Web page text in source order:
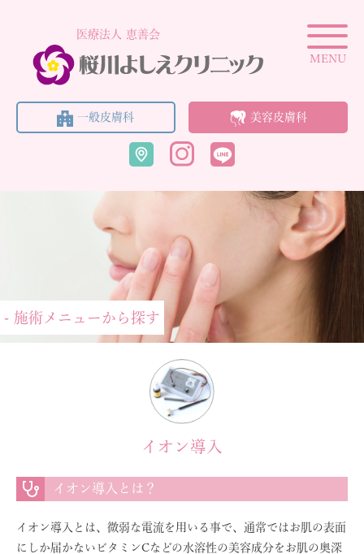
医療法人 恵善会
一般皮膚科 美容皮膚科
MENU
- 施術メニューから探す
イオン導入
イオン導入とは？
イオン導入とは、微弱な電流を用いる事で、通常ではお肌の表面
にしか届かないビタミンCなどの水溶性の美容成分をお肌の奥深